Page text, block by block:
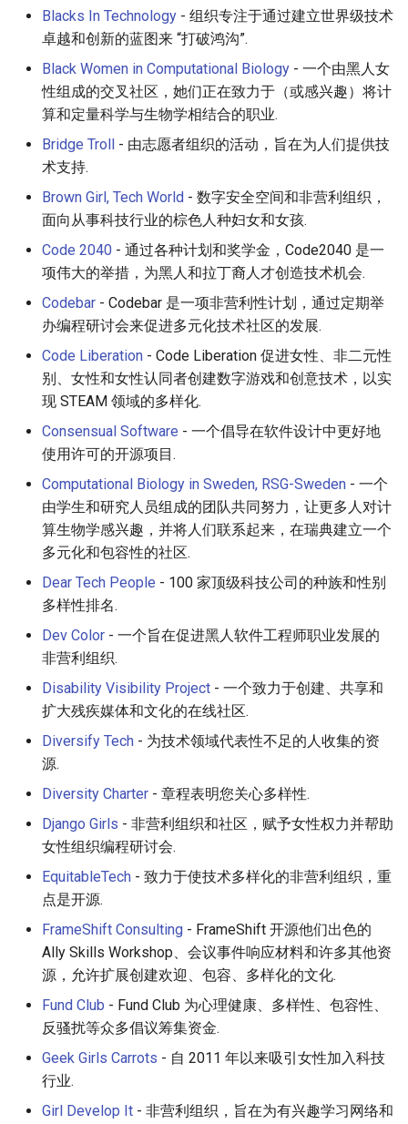
GNOME
.NET
.NET 内容
Amazon Alexa
DigitalOcean
Flutter
Home Assistant
Java
Java 内容
Kotlin
OCaml
ColdFusion
Fortran
PHP
PHP 内容
Delphi
Assembler
AutoHotkey
Crystal
Frege
CMake
ActionScript 3
Eta
Emails
jQuery
jQuery 内容
Web Audio
离线优先
静态网站服务
Cycle.js
Text Editing
Motion UI Design
Vue.js
Marionette.js
Charting
Ionic Framework 2
Chrome DevTools
PostCSS
Draft.js
Service Workers
Progressive Web Apps
choo
Redux
webpack
Browserify
Sass
Blacks In Technology - 组织专注于通过建立世界级技术
卓越和创新的蓝图来 “打破鸿沟”.
Black Women in Computational Biology - 一个由黑人女
性组成的交叉社区，她们正在致力于（或感兴趣）将计
算和定量科学与生物学相结合的职业.
Bridge Troll - 由志愿者组织的活动，旨在为人们提供技
术支持.
Brown Girl, Tech World - 数字安全空间和非营利组织，
面向从事科技行业的棕色人种妇女和女孩.
Code 2040 - 通过各种计划和奖学金，Code2040 是一
项伟大的举措，为黑人和拉丁裔人才创造技术机会.
Codebar - Codebar 是一项非营利性计划，通过定期举
办编程研讨会来促进多元化技术社区的发展.
Code Liberation - Code Liberation 促进女性、非二元性
别、女性和女性认同者创建数字游戏和创意技术，以实
现 STEAM 领域的多样化.
Consensual Software - 一个倡导在软件设计中更好地
使用许可的开源项目.
Computational Biology in Sweden, RSG-Sweden - 一个
由学生和研究人员组成的团队共同努力，让更多人对计
算生物学感兴趣，并将人们联系起来，在瑞典建立一个
多元化和包容性的社区.
Dear Tech People - 100 家顶级科技公司的种族和性别
多样性排名.
Dev Color - 一个旨在促进黑人软件工程师职业发展的
非营利组织.
Disability Visibility Project - 一个致力于创建、共享和
扩大残疾媒体和文化的在线社区.
Diversify Tech - 为技术领域代表性不足的人收集的资
源.
Diversity Charter - 章程表明您关心多样性.
Django Girls - 非营利组织和社区，赋予女性权力并帮助
女性组织编程研讨会.
EquitableTech - 致力于使技术多样化的非营利组织，重
点是开源.
FrameShift Consulting - FrameShift 开源他们出色的
Ally Skills Workshop、会议事件响应材料和许多其他资
源，允许扩展创建欢迎、包容、多样化的文化.
Fund Club - Fund Club 为心理健康、多样性、包容性、
反骚扰等众多倡议筹集资金.
Geek Girls Carrots - 自 2011 年以来吸引女性加入科技
行业.
Girl Develop It - 非营利组织，旨在为有兴趣学习网络和